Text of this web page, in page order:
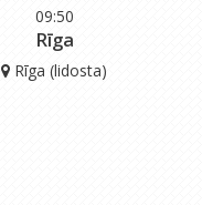
09:50
Rīga
Rīga (lidosta)